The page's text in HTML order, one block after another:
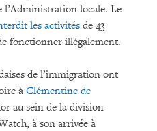
l’Administration locale. Le
les activités de 43
fonctionner illégalement.
de l’immigration ont
à Clémentine de
au sein de la division
à son arrivée à